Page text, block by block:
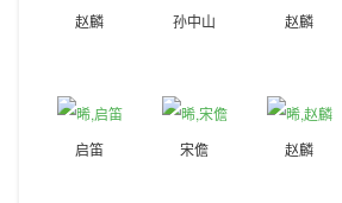
赵麟 孙中山 赵麟
启笛 宋儋 赵麟